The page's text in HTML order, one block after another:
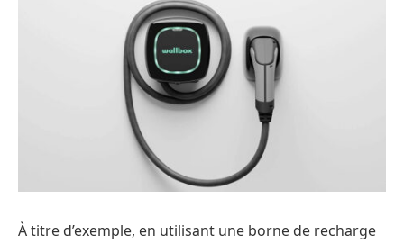
À titre d’exemple, en utilisant une borne de recharge